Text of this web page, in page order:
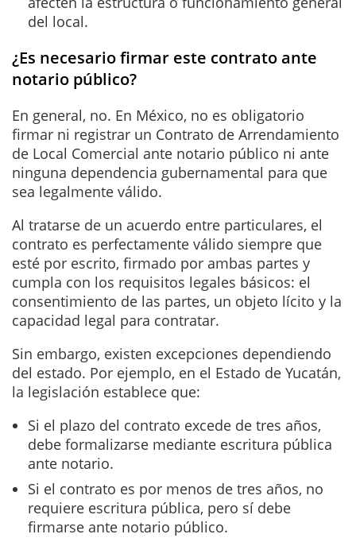
del local.
¿Es necesario firmar este contrato ante
notario público?
En general, no. En México, no es obligatorio
firmar ni registrar un Contrato de Arrendamiento
de Local Comercial ante notario público ni ante
ninguna dependencia gubernamental para que
sea legalmente válido.
Al tratarse de un acuerdo entre particulares, el
contrato es perfectamente válido siempre que
esté por escrito, firmado por ambas partes y
cumpla con los requisitos legales básicos: el
consentimiento de las partes, un objeto lícito y la
capacidad legal para contratar.
Sin embargo, existen excepciones dependiendo
del estado. Por ejemplo, en el Estado de Yucatán,
la legislación establece que:
Si el plazo del contrato excede de tres años,
debe formalizarse mediante escritura pública
ante notario.
Si el contrato es por menos de tres años, no
requiere escritura pública, pero sí debe
firmarse ante notario público.